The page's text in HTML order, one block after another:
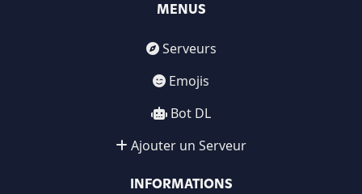
MENUS
Serveurs
Emojis
Bot DL
Ajouter un Serveur
INFORMATIONS